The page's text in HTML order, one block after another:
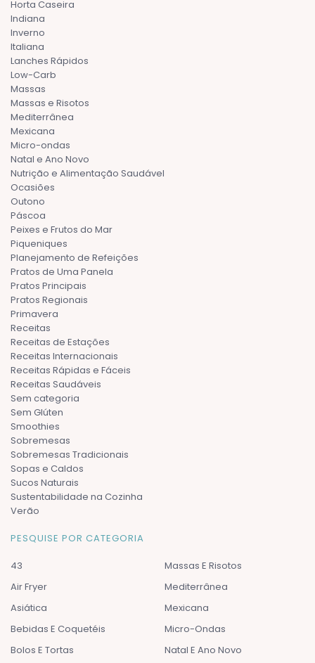
Horta Caseira
Indiana
Inverno
Italiana
Lanches Rápidos
Low-Carb
Massas
Massas e Risotos
Mediterrânea
Mexicana
Micro-ondas
Natal e Ano Novo
Nutrição e Alimentação Saudável
Ocasiões
Outono
Páscoa
Peixes e Frutos do Mar
Piqueniques
Planejamento de Refeições
Pratos de Uma Panela
Pratos Principais
Pratos Regionais
Primavera
Receitas
Receitas de Estações
Receitas Internacionais
Receitas Rápidas e Fáceis
Receitas Saudáveis
Sem categoria
Sem Glúten
Smoothies
Sobremesas
Sobremesas Tradicionais
Sopas e Caldos
Sucos Naturais
Sustentabilidade na Cozinha
Verão
PESQUISE POR CATEGORIA
43
Air Fryer
Asiática
Bebidas E Coquetéis
Bolos E Tortas
Massas E Risotos
Mediterrânea
Mexicana
Micro-Ondas
Natal E Ano Novo